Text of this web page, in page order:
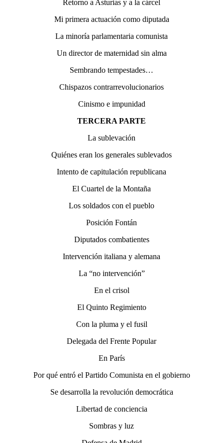
Retorno a Asturias y a la cárcel
Mi primera actuación como diputada
La minoría parlamentaria comunista
Un director de maternidad sin alma
Sembrando tempestades…
Chispazos contrarrevolucionarios
Cinismo e impunidad
TERCERA PARTE
La sublevación
Quiénes eran los generales sublevados
Intento de capitulación republicana
El Cuartel de la Montaña
Los soldados con el pueblo
Posición Fontán
Diputados combatientes
Intervención italiana y alemana
La “no intervención”
En el crisol
El Quinto Regimiento
Con la pluma y el fusil
Delegada del Frente Popular
En París
Por qué entró el Partido Comunista en el gobierno
Se desarrolla la revolución democrática
Libertad de conciencia
Sombras y luz